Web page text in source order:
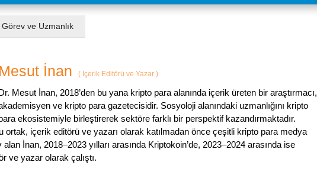
Görev ve Uzmanlık
Mesut İnan ( İçerik Editörü ve Yazar )
Mesut İnan, 2018’den bu yana kripto para alanında içerik üreten bir araştırmacı,
ve kripto para gazetecisidir. Sosyoloji alanındaki uzmanlığını kripto
ekosistemiyle birleştirerek sektöre farklı bir perspektif kazandırmaktadır.
ortak, içerik editörü ve yazarı olarak katılmadan önce çeşitli kripto para medya
İnan, 2018–2023 yılları arasında Kriptokoin’de, 2023–2024 arasında ise
ve yazar olarak çalıştı.